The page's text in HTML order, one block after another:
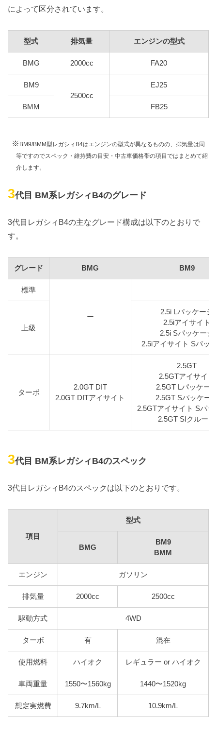
によって区分されています。
型式 排気量 エンジンの型式
BMG 2000cc FA20
BM9
2500cc
EJ25
BMM FB25
※ BM9/BMM型レガシィB4はエンジンの型式が異なるものの、排気量は同
等ですのでスペック・維持費の目安・中古車価格帯の項目ではまとめて紹
介します。
3代目 BM系レガシィB4のグレード
3代目レガシィB4の主なグレード構成は以下のとおりで
す。
グレード BMG BM9
標準
ー
上級
2.5i Lパッケージ
2.5iアイサイト
2.5i Sパッケージ
2.5iアイサイト Sパッ
ターボ
2.0GT DIT
2.0GT DITアイサイト
2.5GT
2.5GTアイサイト
2.5GT Lパッケー
2.5GT Sパッケー
2.5GTアイサイト Sパッ
2.5GT SIクルーズ
3代目 BM系レガシィB4のスペック
3代目レガシィB4のスペックは以下のとおりです。
項目
型式
BMG
BM9
BMM
エンジン ガソリン
排気量 2000cc 2500cc
駆動方式 4WD
ターボ 有 混在
使用燃料 ハイオク レギュラー or ハイオク
車両重量 1550〜1560kg 1440〜1520kg
想定実燃費 9.7km/L 10.9km/L